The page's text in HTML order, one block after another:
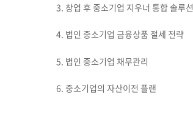
3. 창업 후 중소기업 지우너 통합 솔루션
4. 법인 중소기업 금융상품 절세 전략
5. 법인 중소기업 채무관리
6. 중소기업의 자산이전 플랜